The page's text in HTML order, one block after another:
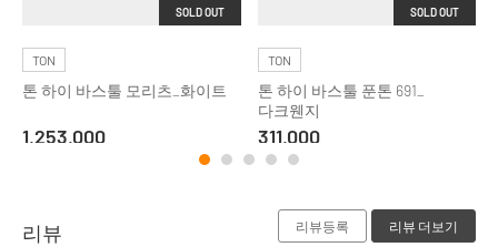
SOLD OUT
TON
톤 하이 바스툴 모리츠_화이트
1,253,000
SOLD OUT
TON
톤 하이 바스툴 푼톤 691_
다크웬지
311,000
리뷰 리뷰등록 리뷰 더보기